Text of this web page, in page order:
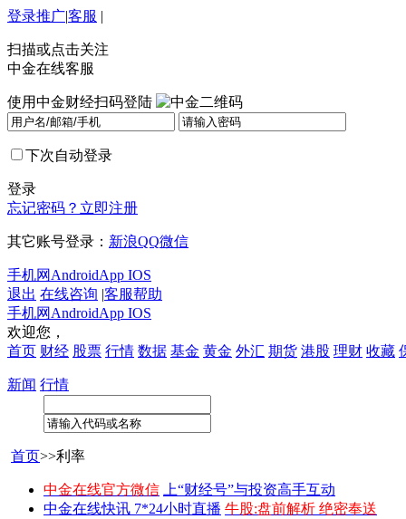
登录推广|客服 |
扫描或点击关注
中金在线客服
使用中金财经扫码登陆
下次自动登录
登录
忘记密码？ 立即注册
其它账号登录： 新浪QQ微信
手机网 AndroidApp IOS
退出 在线咨询 |客服帮助
手机网 AndroidApp IOS
欢迎您，
首页 财经 股票 行情 数据 基金 黄金 外汇 期货 港股 理财 收藏
新闻 行情
首页>>利率
中金在线官方微信
上“财经号”与投资高手互动
中金在线快讯 7*24小时直播 牛股:盘前解析 绝密奉送